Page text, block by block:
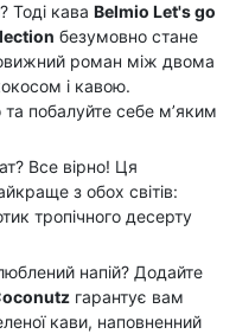
Тоді кава Belmio Let's go
безумовно стане
роман між двома
і кавою.
побалуйте себе м’яким
Все вірно! Ця
з обох світів:
тропічного десерту
напій? Додайте
гарантує вам
кави, наповненний